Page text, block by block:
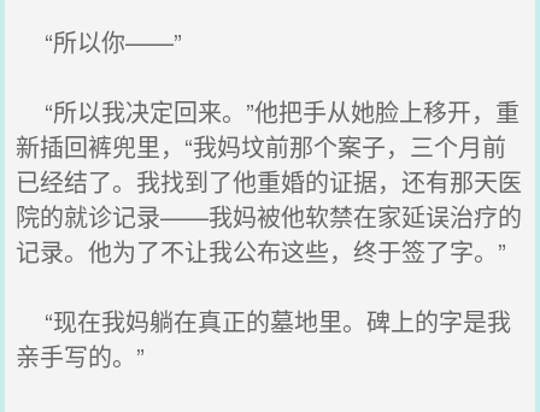
“所以你——”
“所以我决定回来。”他把手从她脸上移开，重
新插回裤兜里，“我妈坟前那个案子，三个月前
已经结了。我找到了他重婚的证据，还有那天医
院的就诊记录——我妈被他软禁在家延误治疗的
记录。他为了不让我公布这些，终于签了字。”
“现在我妈躺在真正的墓地里。碑上的字是我
亲手写的。”